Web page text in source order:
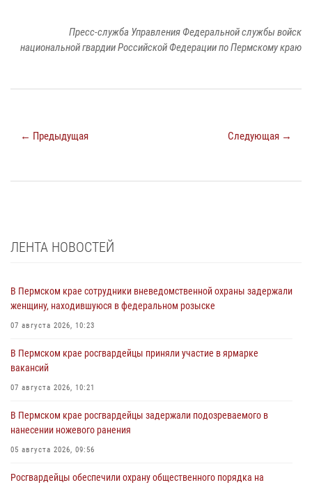
Пресс-служба Управления Федеральной службы войск
национальной гвардии Российской Федерации по Пермскому краю
← Предыдущая Следующая →
ЛЕНТА НОВОСТЕЙ
В Пермском крае сотрудники вневедомственной охраны задержали
женщину, находившуюся в федеральном розыске
07 августа 2026, 10:23
В Пермском крае росгвардейцы приняли участие в ярмарке
вакансий
07 августа 2026, 10:21
В Пермском крае росгвардейцы задержали подозреваемого в
нанесении ножевого ранения
05 августа 2026, 09:56
Росгвардейцы обеспечили охрану общественного порядка на